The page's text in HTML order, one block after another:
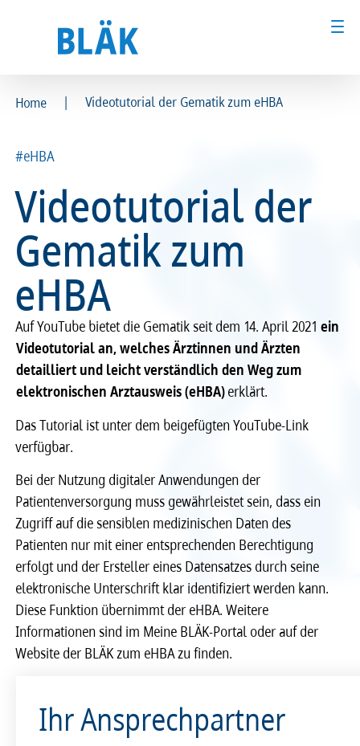
Patientinnen und Patienten
Kammer & Politik
Presse
Karriere
Recht
Service & Kontakt
meineBLÄK
Patientinnen und Patienten
Kammer & Politik
Presse
Karriere
Recht
Service & Kontakt
meineBLÄK
Home | Video­tu­to­rial der Gema­tik zum eHBA
#eHBA
Video­tu­to­rial der
Gema­tik zum
eHBA
Auf YouTube bietet die Gematik seit dem 14. April 2021 ein
Videotutorial an, welches Ärztinnen und Ärzten
detailliert und leicht verständlich den Weg zum
elektronischen Arztausweis (eHBA)erklärt.
Das Tutorial ist unter dem beigefügten YouTube-Link
verfügbar.
Bei der Nutzung digitaler Anwendungen der
Patientenversorgung muss gewährleistet sein, dass ein
Zugriff auf die sensiblen medizinischen Daten des
Patienten nur mit einer entsprechenden Berechtigung
erfolgt und der Ersteller eines Datensatzes durch seine
elektronische Unterschrift klar identifiziert werden kann.
Diese Funktion übernimmt der eHBA. Weitere
Informationen sind im Meine BLÄK-Portal oder auf der
Website der BLÄK zum eHBA zu finden.
Ihr Ansprechpartner